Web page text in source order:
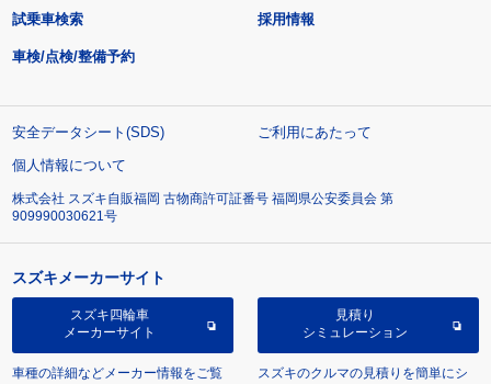
試乗車検索
車検/点検/整備予約
採用情報
安全データシート(SDS)
ご利用にあたって
個人情報について
株式会社 スズキ自販福岡 古物商許可証番号 福岡県公安委員会 第
909990030621号
スズキメーカーサイト
スズキ四輪車
メーカーサイト
車種の詳細などメーカー情報をご覧
見積り
シミュレーション
スズキのクルマの見積りを簡単にシ